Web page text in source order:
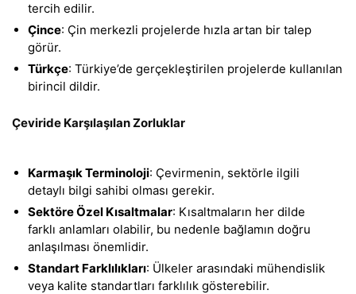
tercih edilir.
Çince: Çin merkezli projelerde hızla artan bir talep
görür.
Türkçe: Türkiye’de gerçekleştirilen projelerde kullanılan
birincil dildir.
Çeviride Karşılaşılan Zorluklar
Karmaşık Terminoloji: Çevirmenin, sektörle ilgili
detaylı bilgi sahibi olması gerekir.
Sektöre Özel Kısaltmalar: Kısaltmaların her dilde
farklı anlamları olabilir, bu nedenle bağlamın doğru
anlaşılması önemlidir.
Standart Farklılıkları: Ülkeler arasındaki mühendislik
veya kalite standartları farklılık gösterebilir.